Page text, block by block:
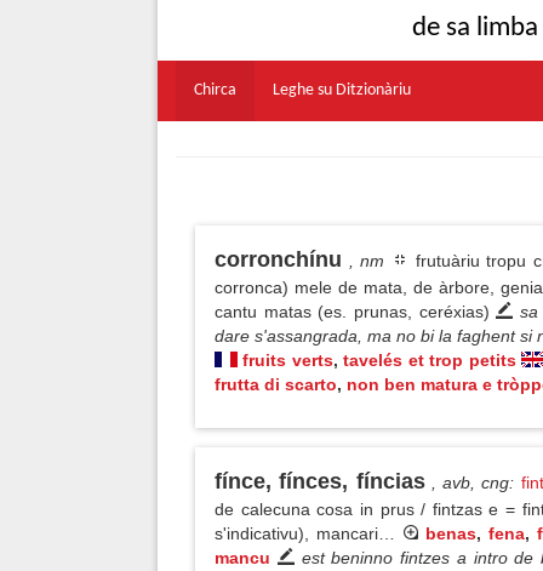
de sa
Chirca Leghe su Ditzionàriu
corronchínu , nm
frutuàriu tropu
corronca) mele de mata, de àrbore,
cantu matas (es. prunas, ceréxias)
sa
dare s'assangrada, ma no bi la faghent si
fruits verts, tavelés et trop petits
frutta di scarto, non ben matura e
fínce, fínces, fíncias , avb, cng:
de calecuna cosa in prus / fintzas e =
s'indicativu), mancari…
benas,fena,
mancu
est beninno fintzes a intro de